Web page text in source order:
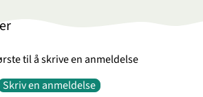
til å skrive en anmeldelse
Skriv en anmeldelse